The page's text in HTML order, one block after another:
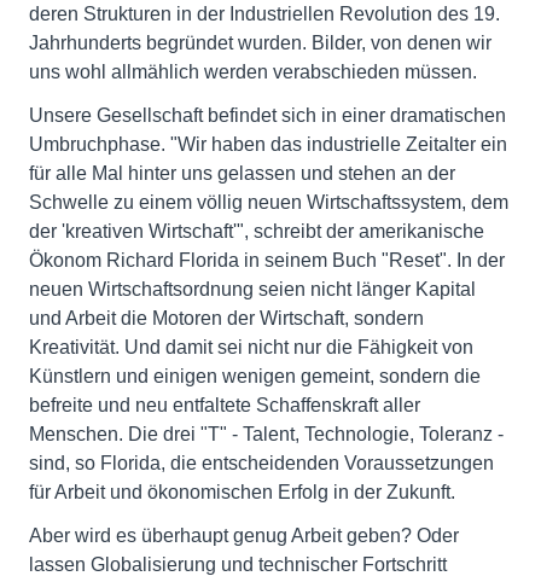
deren Strukturen in der Industriellen Revolution des 19.
Jahrhunderts begründet wurden. Bilder, von denen wir
uns wohl allmählich werden verabschieden müssen.
Unsere Gesellschaft befindet sich in einer dramatischen
Umbruchphase. "Wir haben das industrielle Zeitalter ein
für alle Mal hinter uns gelassen und stehen an der
Schwelle zu einem völlig neuen Wirtschaftssystem, dem
der 'kreativen Wirtschaft'", schreibt der amerikanische
Ökonom Richard Florida in seinem Buch "Reset". In der
neuen Wirtschaftsordnung seien nicht länger Kapital
und Arbeit die Motoren der Wirtschaft, sondern
Kreativität. Und damit sei nicht nur die Fähigkeit von
Künstlern und einigen wenigen gemeint, sondern die
befreite und neu entfaltete Schaffenskraft aller
Menschen. Die drei "T" - Talent, Technologie, Toleranz -
sind, so Florida, die entscheidenden Voraussetzungen
für Arbeit und ökonomischen Erfolg in der Zukunft.
Aber wird es überhaupt genug Arbeit geben? Oder
lassen Globalisierung und technischer Fortschritt